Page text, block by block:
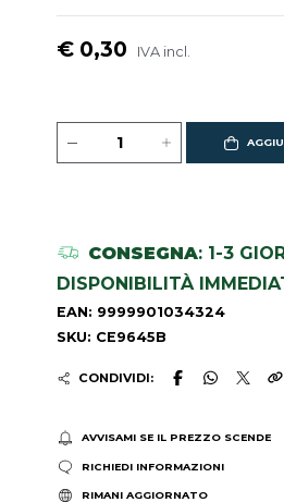
€ 0,30 IVA incl.
CONSEGNA: 1-3
DISPONIBILITÀ
EAN: 9999901034324
SKU: CE9645B
CONDIVIDI:
AVVISAMI SE IL PREZZO SCENDE
RICHIEDI INFORMAZIONI
RIMANI AGGIORNATO